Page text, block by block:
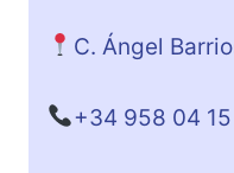
C. Ángel
+34 958 04